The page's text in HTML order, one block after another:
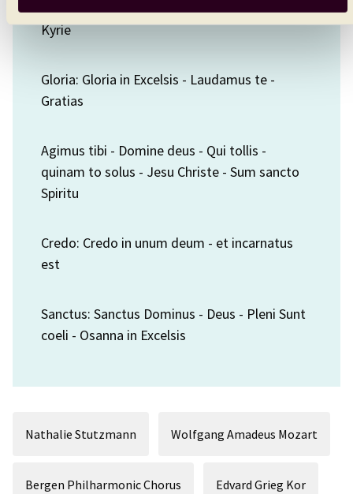
Kyrie
Gloria: Gloria in Excelsis - Laudamus te -
Gratias
Agimus tibi - Domine deus - Qui tollis -
quinam to solus - Jesu Christe - Sum sancto
Spiritu
Credo: Credo in unum deum - et incarnatus
est
Sanctus: Sanctus Dominus - Deus - Pleni Sunt
coeli - Osanna in Excelsis
Nathalie Stutzmann Wolfgang Amadeus Mozart
Bergen Philharmonic Chorus Edvard Grieg Kor